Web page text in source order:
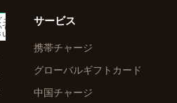
サービス
携帯チャージ
グローバルギフトカード
中国チャージ